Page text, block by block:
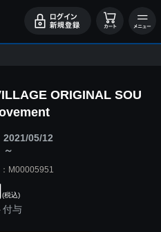
ORIGINAL SOU
2021/05/12
～
M00005951
(税込)
付与